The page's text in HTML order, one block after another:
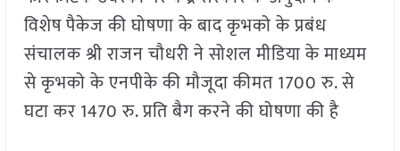
विशेष पैकेज की घोषणा के बाद कृभको के प्रबंध
संचालक श्री राजन चौधरी ने सोशल मीडिया के माध्यम
से कृभको के एनपीके की मौजूदा कीमत 1700 रु. से
घटा कर 1470 रु. प्रति बैग करने की घोषणा की है